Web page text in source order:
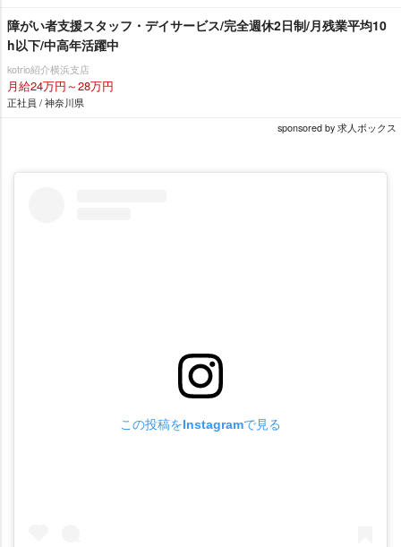
障がい者支援スタッフ・デイサービス/完全週休2日制/月残業平均10
h以下/中高年活躍中
kotrio紹介横浜支店
月給24万円～28万円
正社員 / 神奈川県
sponsored by 求人ボックス
この投稿をInstagramで見る